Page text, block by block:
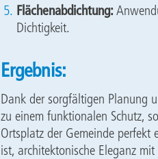
Flächenabdichtung:
Dichtigkeit.
Ergebnis:
Dank der sorgfältigen Planung
zu einem funktionalen Schutz,
Ortsplatz der Gemeinde perfekt
ist, architektonische Eleganz